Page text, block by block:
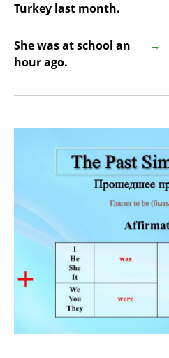
Turkey last month.
She was at school an
hour ago.